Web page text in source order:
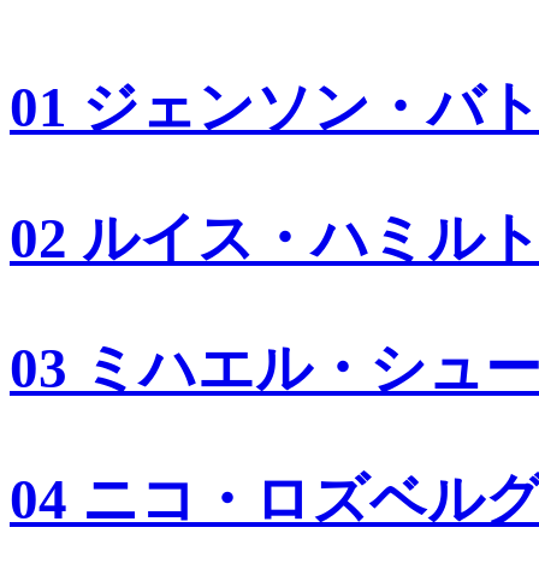
01 ジェンソン・バ
02 ルイス・ハミル
03 ミハエル・シュ
04 ニコ・ロズベル